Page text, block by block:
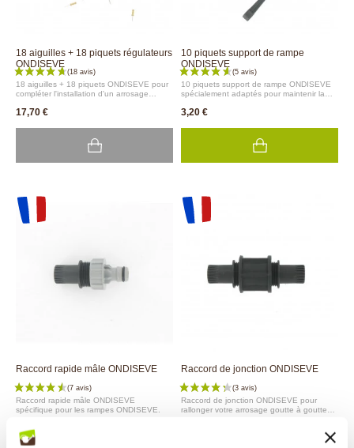
18 aiguilles + 18 piquets régulateurs
ONDISEVE
18 aiguilles + 18 piquets ONDISEVE pour
compléter l'installation d'un arrosage
17,70 €
10 piquets support de rampe
ONDISEVE
10 piquets support de rampe ONDISEVE
spécialement adaptés pour maintenir la
place.
3,20 €
Raccord rapide mâle ONDISEVE
Raccord rapide mâle ONDISEVE
spécifique pour les rampes ONDISEVE.
4,80 €
Raccord de jonction ONDISEVE
Raccord de jonction ONDISEVE pour
rallonger votre arrosage goutte à goutte